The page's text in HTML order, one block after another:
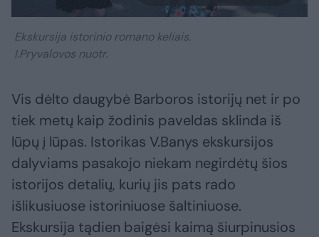
Ekskursija istorinio romano keliais.
I.Pryvalovos nuotr.
Vis dėlto daugybė Barboros istorijų net ir po
tiek metų kaip žodinis paveldas sklinda iš
lūpų į lūpas. Istorikas V.Banys ekskursijos
dalyviams pasakojo niekam negirdėtų šios
istorijos detalių, kurių jis pats rado
išlikusiuose istoriniuose šaltiniuose.
Ekskursija tądien baigėsi kaimą šiurpinusios